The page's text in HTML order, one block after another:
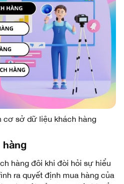
cơ sở dữ liệu khách hàng
hàng
hàng đôi khi đòi hỏi sự hiểu
ra quyết định mua hàng của